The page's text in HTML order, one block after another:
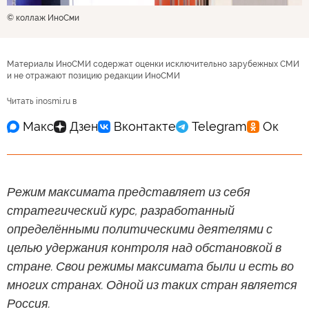
© коллаж ИноСми
Материалы ИноСМИ содержат оценки исключительно зарубежных СМИ
и не отражают позицию редакции ИноСМИ
Читать inosmi.ru в
Режим максимата представляет из себя
стратегический курс, разработанный
определёнными политическими деятелями с
целью удержания контроля над обстановкой в
стране. Свои режимы максимата были и есть во
многих странах. Одной из таких стран является
Россия.